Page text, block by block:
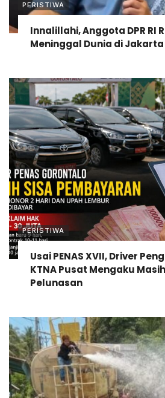
PERISTIWA
Innalillahi, Anggota DPR RI
Meninggal Dunia di Jakarta
PERISTIWA
Usai PENAS XVII, Driver
KTNA Pusat Mengaku
Pelunasan